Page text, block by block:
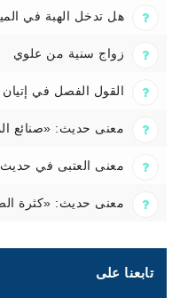
هل تدخل الهبة في
زواج سنية من علوي
القول الفصل في إتيان
معنى حديث: «صنائع
معنى العتبى في
معنى حديث: «كثرة
تابعنا على